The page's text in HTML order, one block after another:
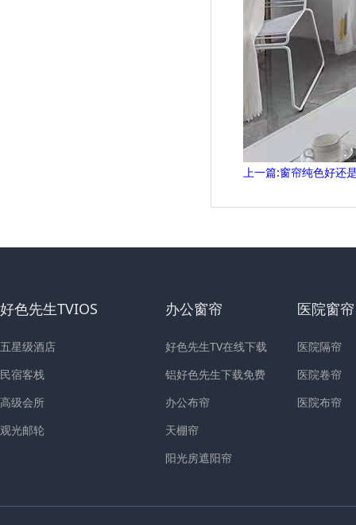
上一篇:窗帘纯色好还是拼
好色先生TVIOS
五星级酒店
民宿客栈
高级会所
观光邮轮
办公窗帘
好色先生TV在线下载
铝好色先生下载免费
办公布帘
天棚帘
阳光房遮阳帘
医院窗帘
医院隔帘
医院卷帘
医院布帘